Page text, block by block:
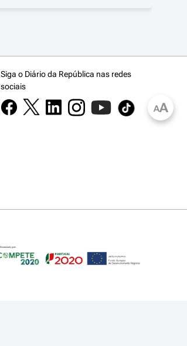
AA
Siga o Diário da República nas redes
sociais